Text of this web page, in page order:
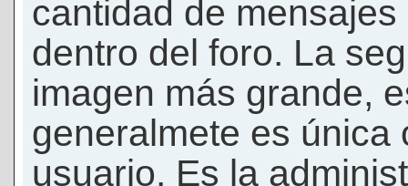
cantidad de
dentro del foro. La
imagen más grande,
generalmete es única
usuario. Es la